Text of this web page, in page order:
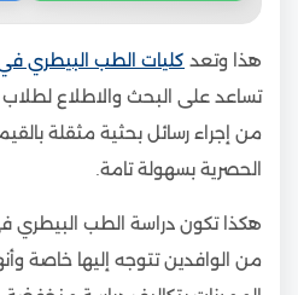
هذا وتعد كليات الطب البيطري
تساعد على البحث والاطلاع لطلاب
من إجراء رسائل بحثية مثقلة
الحصرية بسهولة تامة.
هكذا تكون دراسة الطب البيطري
من الوافدين تتوجه إليها خاصة